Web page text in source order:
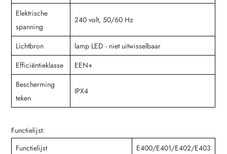
Elektrische
spanning
240 volt, 50/60 Hz
Lichtbron
lamp LED - niet uitwisselbaar
Efficiëntieklasse
EEN+
Bescherming
teken
IPX4
Functielijst:
Functielijst
E400/E401/E402/E403